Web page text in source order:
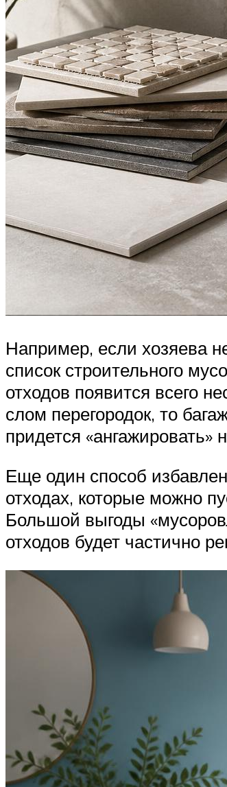
Например, если хозяева
список строительного
отходов появится всего
слом перегородок, то
придется
Еще один способ
отходах, которые можно
Большой выгоды
отходов будет частично